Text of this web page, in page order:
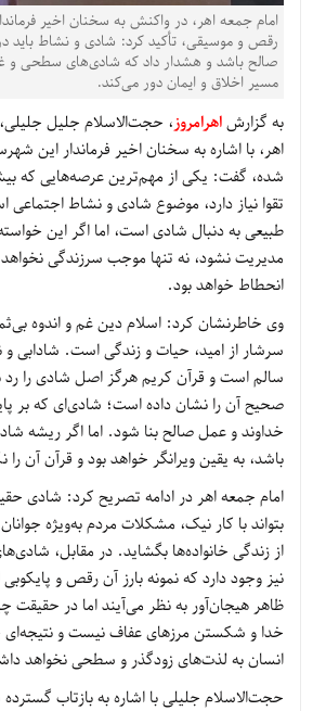
امام جمعه اهر، در واکنش به سخنان اخیر
رقص و موسیقی، تأکید کرد: شادی و نشاط باید
صالح باشد و هشدار داد که شادی‌های سطحی و
مسیر اخلاق و ایمان دور می‌کند.
به گزارشاهرامروز، حجت‌الاسلام جلیل
اهر، با اشاره به سخنان اخیر فرماندار این
شده، گفت: یکی از مهم‌ترین عرصه‌هایی که
تقوا نیاز دارد، موضوع شادی و نشاط اجتماعی
طبیعی به دنبال شادی است، اما اگر این
مدیریت نشود، نه تنها موجب سرزندگی
انحطاط خواهد بود.
وی خاطرنشان کرد: اسلام دین غم و اندوه
سرشار از امید، حیات و زندگی است. شادابی
سالم است و قرآن کریم هرگز اصل شادی را رد
صحیح آن را نشان داده است؛ شادی‌ای که بر
خداوند و عمل صالح بنا شود. اما اگر ریشه
باشد، به یقین ویرانگر خواهد بود و قرآن آن
امام جمعه اهر در ادامه تصریح کرد: شادی
بتواند با کار نیک، مشکلات مردم به‌ویژه
از زندگی خانواده‌ها بگشاید. در مقابل،
نیز وجود دارد که نمونه بارز آن رقص و
ظاهر هیجان‌آور به نظر می‌آیند اما در حقیقت
خدا و شکستن مرزهای عفاف نیست و
انسان به لذت‌های زودگذر و سطحی نخواهد
حجت‌الاسلام جلیلی با اشاره به بازتاب